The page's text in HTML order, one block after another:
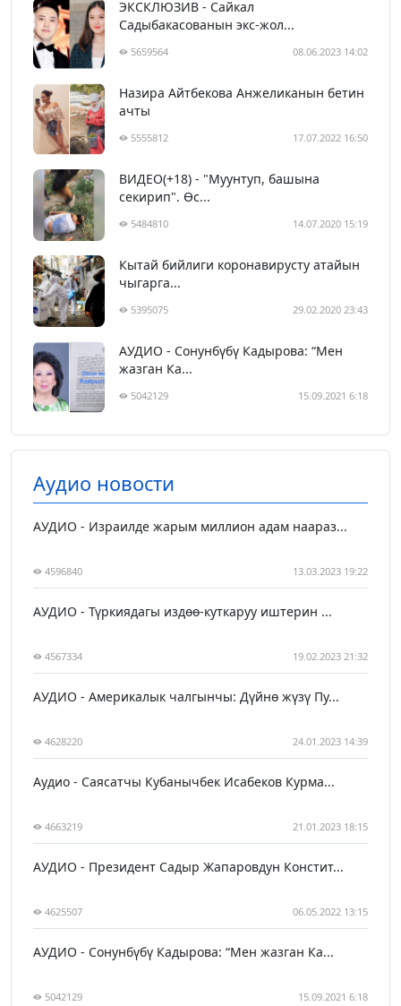
ЭКСКЛЮЗИВ - Сайкал
Садыбакасованын экс-жол...
5659564 08.06.2023 14:02
Назира Айтбекова Анжеликанын бетин
ачты
5555812 17.07.2022 16:50
ВИДЕО(+18) - "Муунтуп, башына
секирип". Өс...
5484810 14.07.2020 15:19
Кытай бийлиги коронавирусту атайын
чыгарга...
5395075 29.02.2020 23:43
АУДИО - Сонунбүбү Кадырова: “Мен
жазган Ка...
5042129 15.09.2021 6:18
Аудио новости
АУДИО - Израилде жарым миллион адам наараз...
4596840 13.03.2023 19:22
АУДИО - Түркиядагы издөө-куткаруу иштерин ...
4567334 19.02.2023 21:32
АУДИО - Америкалык чалгынчы: Дүйнө жүзү Пу...
4628220 24.01.2023 14:39
Аудио - Саясатчы Кубанычбек Исабеков Курма...
4663219 21.01.2023 18:15
АУДИО - Президент Садыр Жапаровдун Констит...
4625507 06.05.2022 13:15
АУДИО - Сонунбүбү Кадырова: “Мен жазган Ка...
5042129 15.09.2021 6:18